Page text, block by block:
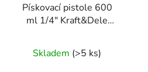
Pískovací pistole 600
ml 1/4" Kraft&Dele
Skladem (>5 ks)